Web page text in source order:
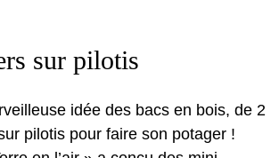
sur pilotis
idée des bacs en bois, de 2
pilotis pour faire son potager !